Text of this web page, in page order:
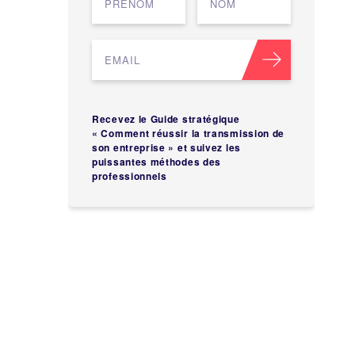
Recevez le Guide stratégique
« Comment réussir la transmission de
son entreprise » et suivez les
puissantes méthodes des
professionnels